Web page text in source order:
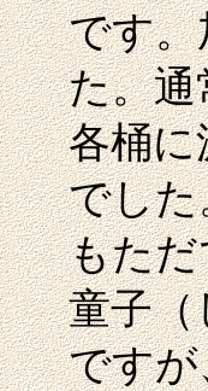
です
た。通
各桶に
でした
もただ
童子（
ですが